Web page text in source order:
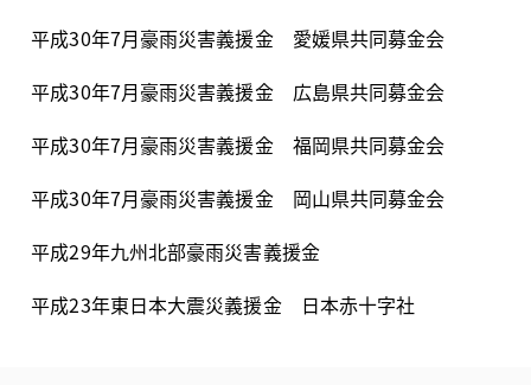
平成30年7月豪雨災害義援金 愛媛県共同募金会
平成30年7月豪雨災害義援金 広島県共同募金会
平成30年7月豪雨災害義援金 福岡県共同募金会
平成30年7月豪雨災害義援金 岡山県共同募金会
平成29年九州北部豪雨災害義援金
平成23年東日本大震災義援金 日本赤十字社